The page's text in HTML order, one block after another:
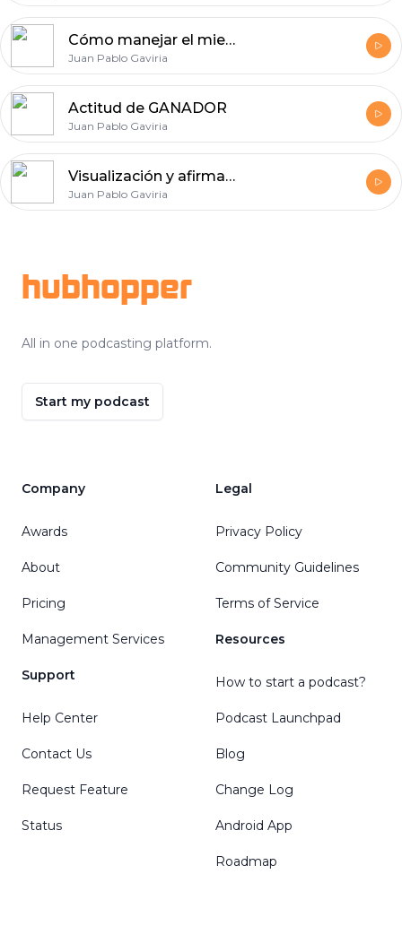
Cómo manejar el miedo en momentos de crisis
Juan Pablo Gaviria
Actitud de GANADOR
Juan Pablo Gaviria
Visualización y afirmaciones (Yo Soy). Diseña tu futuro.
Juan Pablo Gaviria
hubhopper
All in one podcasting platform.
Start my podcast
Company
Awards
About
Pricing
Management Services
Support
Help Center
Contact Us
Request Feature
Status
Legal
Privacy Policy
Community Guidelines
Terms of Service
Resources
How to start a podcast?
Podcast Launchpad
Blog
Change Log
Android App
Roadmap